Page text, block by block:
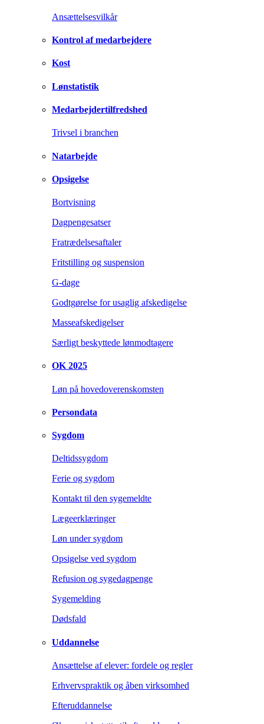
Ansættelsesvilkår
Kontrol af medarbejdere
Kost
Lønstatistik
Medarbejdertilfredshed
Trivsel i branchen
Natarbejde
Opsigelse
Bortvisning
Dagpengesatser
Fratrædelsesaftaler
Fritstilling og suspension
G-dage
Godtgørelse for usaglig afskedigelse
Masseafskedigelser
Særligt beskyttede lønmodtagere
OK 2025
Løn på hovedoverenskomsten
Persondata
Sygdom
Deltidssygdom
Ferie og sygdom
Kontakt til den sygemeldte
Lægeerklæringer
Løn under sygdom
Opsigelse ved sygdom
Refusion og sygedagpenge
Sygemelding
Dødsfald
Uddannelse
Ansættelse af elever: fordele og regler
Erhvervspraktik og åben virksomhed
Efteruddannelse